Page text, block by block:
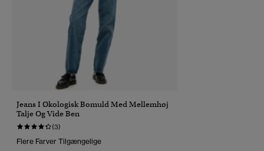
Jeans I Økologisk Bomuld Med Mellemhøj
Talje Og Vide Ben
(3)
Flere Farver Tilgængelige